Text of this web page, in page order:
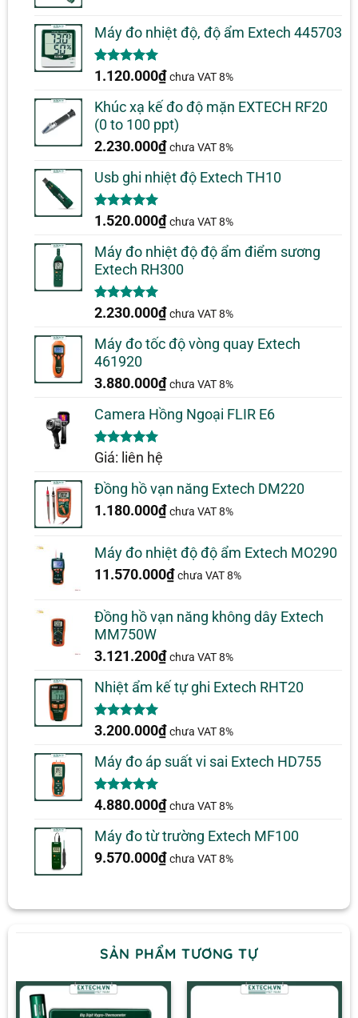
Máy đo nhiệt độ, độ ẩm Extech 445703
5.00trên 5
1
đánh giá
1.120.000₫ chưa VAT 8%
Khúc xạ kế đo độ mặn EXTECH RF20
(0 to 100 ppt)
2.230.000₫ chưa VAT 8%
Usb ghi nhiệt độ Extech TH10
5.00trên 5
1
đánh giá
1.520.000₫ chưa VAT 8%
Máy đo nhiệt độ độ ẩm điểm sương
Extech RH300
5.00trên 5
1
đánh giá
2.230.000₫ chưa VAT 8%
Máy đo tốc độ vòng quay Extech
461920
3.880.000₫ chưa VAT 8%
Camera Hồng Ngoại FLIR E6
5.00trên 5
1
đánh giá
Giá: liên hệ
Đồng hồ vạn năng Extech DM220
1.180.000₫ chưa VAT 8%
Máy đo nhiệt độ độ ẩm Extech MO290
11.570.000₫ chưa VAT 8%
Đồng hồ vạn năng không dây Extech
MM750W
3.121.200₫ chưa VAT 8%
Nhiệt ẩm kế tự ghi Extech RHT20
5.00trên 5
2
đánh giá
3.200.000₫ chưa VAT 8%
Máy đo áp suất vi sai Extech HD755
5.00trên 5
1
đánh giá
4.880.000₫ chưa VAT 8%
Máy đo từ trường Extech MF100
9.570.000₫ chưa VAT 8%
SẢN PHẨM TƯƠNG TỰ